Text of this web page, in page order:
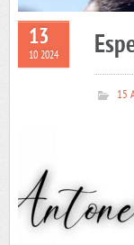
13
10 2024
15